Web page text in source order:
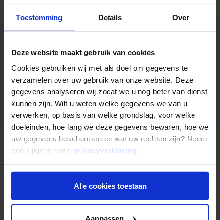
Toestemming Details Over
Deze website maakt gebruik van cookies
Cookies gebruiken wij met als doel om gegevens te
verzamelen over uw gebruik van onze website. Deze
gegevens analyseren wij zodat we u nog beter van dienst
kunnen zijn. Wilt u weten welke gegevens we van u
verwerken, op basis van welke grondslag, voor welke
doeleinden, hoe lang we deze gegevens bewaren, hoe we
uw gegevens beschermen en wat uw rechten zijn? Neem
een kijkje in onze privacyverklaring
Alle cookies toestaan
Aanpassen
Overweegt u als ondernemer een bedrijfspand te kopen?
notaris, financieel adviseur en makelaar.
Ontvang binnen 5 minuten de must-read
Nog niet uitgelezen?